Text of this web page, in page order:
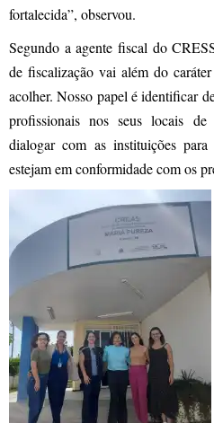
fortalecida”, observou.
Segundo a agente fiscal do
de fiscalização vai além do
acolher. Nosso papel é identificar
profissionais nos seus locais
dialogar com as instituições
estejam em conformidade com os